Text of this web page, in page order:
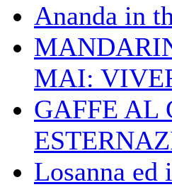
Ananda in
MAI:
GAFFE AL
Losanna